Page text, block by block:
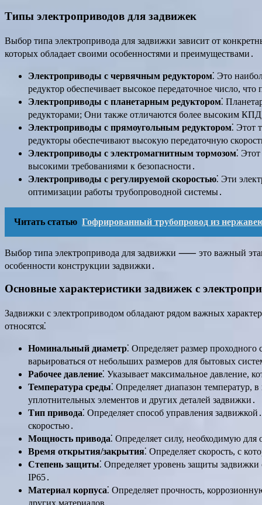
Типы электроприводов для задвижек
Выбор типа электропривода для задвижки зависит от
которых обладает своими особенностями и преимуществами․
Электроприводы с червячным редуктором⁚ Это
редуктор обеспечивает высокое передаточное число,
Электроприводы с планетарным редуктором⁚
редукторами; Они также отличаются более высоким
Электроприводы с прямоугольным редуктором⁚ Этот
редукторы обеспечивают высокую передаточную
Электроприводы с электромагнитным тормозом⁚
высокими требованиями к безопасности․
Электроприводы с регулируемой скоростью⁚ Эти
оптимизации работы трубопроводной системы․
Читать статью Гофрированный трубопровод из
Выбор типа электропривода для задвижки ⸺ это важный этап
особенности конструкции задвижки․
Основные характеристики задвижек с
Задвижки с электроприводом обладают рядом важных
относятся⁚
Номинальный диаметр⁚ Определяет размер
варьироваться от небольших размеров для бытовых
Рабочее давление⁚ Указывает максимальное давление,
Температура среды⁚ Определяет диапазон температур,
уплотнительных элементов и других деталей задвижки․
Тип привода⁚ Определяет способ управления
скоростью․
Мощность привода⁚ Определяет силу, необходимую
Время открытия/закрытия⁚ Определяет скорость, с
Степень защиты⁚ Определяет уровень защиты
IP65․
Материал корпуса⁚ Определяет прочность,
других материалов․